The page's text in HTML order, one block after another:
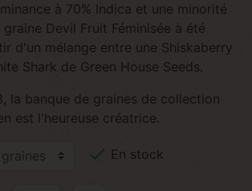
à 70% Indica et une minorité
graine Devil Fruit Féminisée à été
d'un mélange entre une Shiskaberry
Shark de Green House Seeds.
la banque de graines de collection
est l'heureuse créatrice.
 En stock